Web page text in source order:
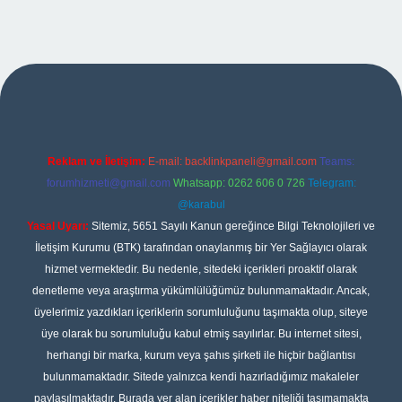
Reklam ve İletişim: E-mail: backlinkpaneli@gmail.com Teams:
forumhizmeti@gmail.com Whatsapp: 0262 606 0 726 Telegram:
@karabul
Yasal Uyarı: Sitemiz, 5651 Sayılı Kanun gereğince Bilgi Teknolojileri ve
İletişim Kurumu (BTK) tarafından onaylanmış bir Yer Sağlayıcı olarak
hizmet vermektedir. Bu nedenle, sitedeki içerikleri proaktif olarak
denetleme veya araştırma yükümlülüğümüz bulunmamaktadır. Ancak,
üyelerimiz yazdıkları içeriklerin sorumluluğunu taşımakta olup, siteye
üye olarak bu sorumluluğu kabul etmiş sayılırlar. Bu internet sitesi,
herhangi bir marka, kurum veya şahıs şirketi ile hiçbir bağlantısı
bulunmamaktadır. Sitede yalnızca kendi hazırladığımız makaleler
paylaşılmaktadır. Burada yer alan içerikler haber niteliği taşımamakta